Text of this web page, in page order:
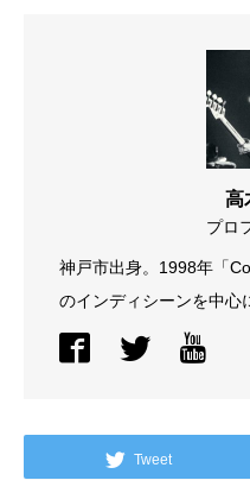
高
プロ
神戸市出身。1998年「
のインディシーンを中心
Tweet